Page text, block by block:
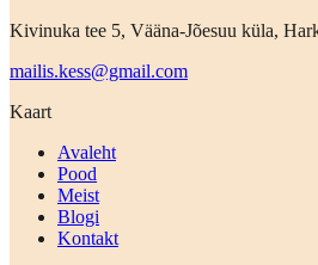
Kivinuka tee 5, Vääna-Jõesuu küla,
mailis.kess@gmail.com
Kaart
Avaleht
Pood
Meist
Blogi
Kontakt